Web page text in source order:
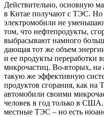
Действительно, основную
в Китае получают с ТЭС. Но
электромобили не
том, что нефтепродукты,
выбрасывают намного
дающая тот же объем
и ее продукты переработки
микрочастиц. Во-вторых, на
такую же эффективную
продуктов сгорания, как
автомобили своими
человек в год только в США.
местные ТЭС – но есть